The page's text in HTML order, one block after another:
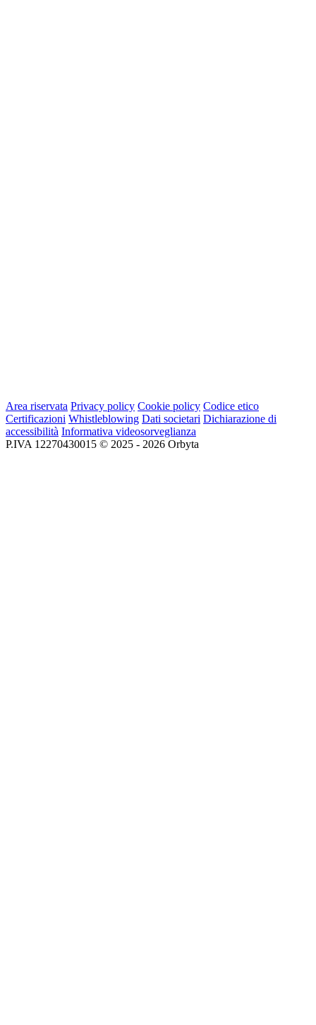
Area riservata Privacy policy Cookie policy Codice etico
Certificazioni Whistleblowing Dati societari Dichiarazione di
accessibilità Informativa videosorveglianza
P.IVA 12270430015 © 2025 - 2026 Orbyta